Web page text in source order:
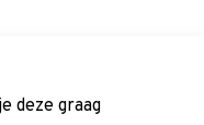
deze graag